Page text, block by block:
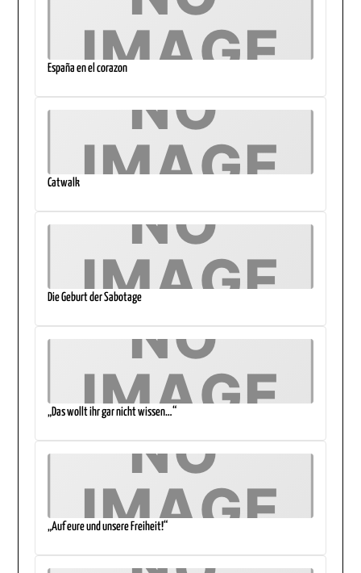
España en el corazon
Catwalk
Die Geburt der Sabotage
„Das wollt ihr gar nicht wissen…“
„Auf eure und unsere Freiheit!“